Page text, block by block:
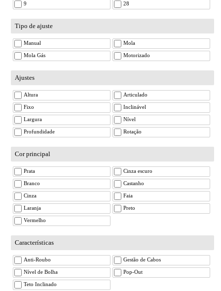
9 28
Tipo de ajuste
Manual Mola
Mola Gás Motorizado
Ajustes
Altura Articulado
Fixo Inclinável
Largura Nível
Profundidade Rotação
Cor principal
Prata Cinza escuro
Branco Castanho
Cinza Faia
Laranja Preto
Vermelho
Características
Anti-Roubo Gestão de Cabos
Nível de Bolha Pop-Out
Teto Inclinado